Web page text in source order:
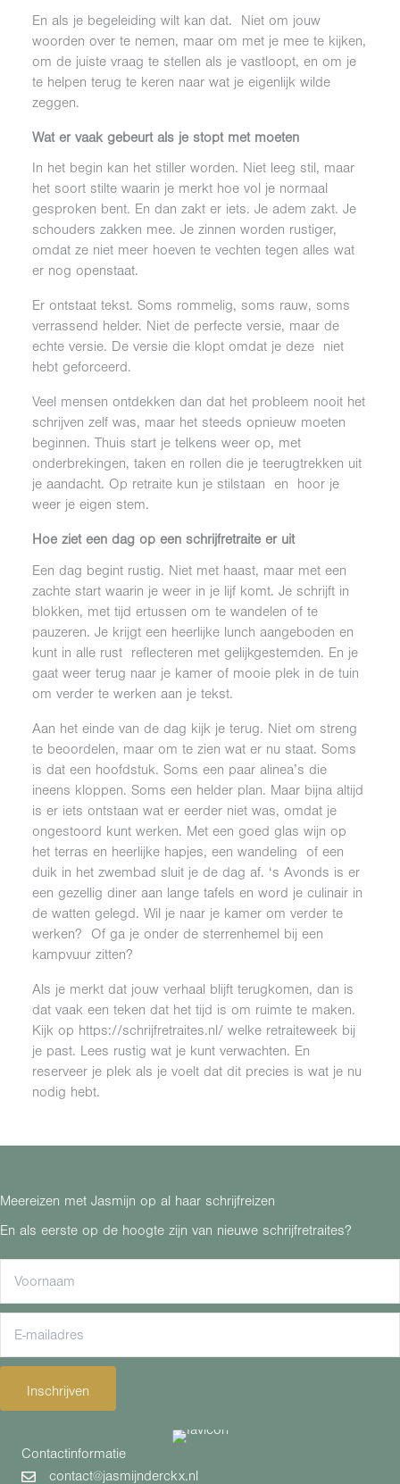
En als je begeleiding wilt kan dat. Niet om jouw
woorden over te nemen, maar om met je mee te kijken,
om de juiste vraag te stellen als je vastloopt, en om je
te helpen terug te keren naar wat je eigenlijk wilde
zeggen.
Wat er vaak gebeurt als je stopt met moeten
In het begin kan het stiller worden. Niet leeg stil, maar
het soort stilte waarin je merkt hoe vol je normaal
gesproken bent. En dan zakt er iets. Je adem zakt. Je
schouders zakken mee. Je zinnen worden rustiger,
omdat ze niet meer hoeven te vechten tegen alles wat
er nog openstaat.
Er ontstaat tekst. Soms rommelig, soms rauw, soms
verrassend helder. Niet de perfecte versie, maar de
echte versie. De versie die klopt omdat je deze niet
hebt geforceerd.
Veel mensen ontdekken dan dat het probleem nooit het
schrijven zelf was, maar het steeds opnieuw moeten
beginnen. Thuis start je telkens weer op, met
onderbrekingen, taken en rollen die je teerugtrekken uit
je aandacht. Op retraite kun je stilstaan en hoor je
weer je eigen stem.
Hoe ziet een dag op een schrijfretraite er uit
Een dag begint rustig. Niet met haast, maar met een
zachte start waarin je weer in je lijf komt. Je schrijft in
blokken, met tijd ertussen om te wandelen of te
pauzeren. Je krijgt een heerlijke lunch aangeboden en
kunt in alle rust reflecteren met gelijkgestemden. En je
gaat weer terug naar je kamer of mooie plek in de tuin
om verder te werken aan je tekst.
Aan het einde van de dag kijk je terug. Niet om streng
te beoordelen, maar om te zien wat er nu staat. Soms
is dat een hoofdstuk. Soms een paar alinea’s die
ineens kloppen. Soms een helder plan. Maar bijna altijd
is er iets ontstaan wat er eerder niet was, omdat je
ongestoord kunt werken. Met een goed glas wijn op
het terras en heerlijke hapjes, een wandeling of een
duik in het zwembad sluit je de dag af. ‘s Avonds is er
een gezellig diner aan lange tafels en word je culinair in
de watten gelegd. Wil je naar je kamer om verder te
werken? Of ga je onder de sterrenhemel bij een
kampvuur zitten?
Als je merkt dat jouw verhaal blijft terugkomen, dan is
dat vaak een teken dat het tijd is om ruimte te maken.
Kijk op https://schrijfretraites.nl/ welke retraiteweek bij
je past. Lees rustig wat je kunt verwachten. En
reserveer je plek als je voelt dat dit precies is wat je nu
nodig hebt.
Meereizen met Jasmijn op al haar schrijfreizen
En als eerste op de hoogte zijn van nieuwe schrijfretraites?
Inschrijven
Contactinformatie
contact@jasmijnderckx.nl